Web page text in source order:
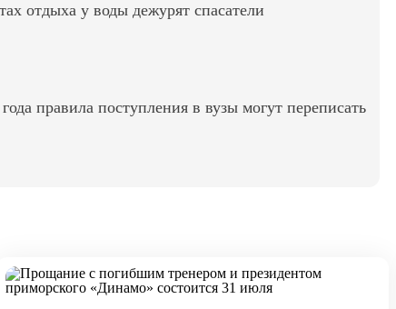
отдыха у воды дежурят спасатели
правила поступления в вузы могут переписать